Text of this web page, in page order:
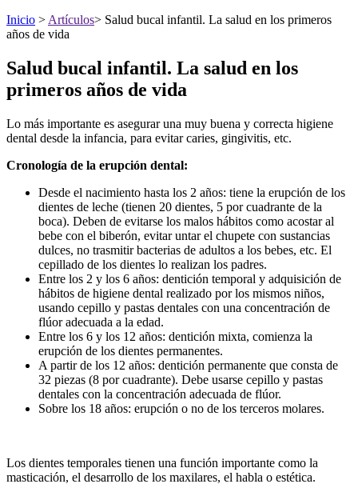
Inicio > Artículos> Salud bucal infantil. La salud en los primeros
años de vida
Salud bucal infantil. La salud en los
primeros años de vida
Lo más importante es asegurar una muy buena y correcta higiene
dental desde la infancia, para evitar caries, gingivitis, etc.
Cronología de la erupción dental:
Desde el nacimiento hasta los 2 años: tiene la erupción de los
dientes de leche (tienen 20 dientes, 5 por cuadrante de la
boca). Deben de evitarse los malos hábitos como acostar al
bebe con el biberón, evitar untar el chupete con sustancias
dulces, no trasmitir bacterias de adultos a los bebes, etc. El
cepillado de los dientes lo realizan los padres.
Entre los 2 y los 6 años: dentición temporal y adquisición de
hábitos de higiene dental realizado por los mismos niños,
usando cepillo y pastas dentales con una concentración de
flúor adecuada a la edad.
Entre los 6 y los 12 años: dentición mixta, comienza la
erupción de los dientes permanentes.
A partir de los 12 años: dentición permanente que consta de
32 piezas (8 por cuadrante). Debe usarse cepillo y pastas
dentales con la concentración adecuada de flúor.
Sobre los 18 años: erupción o no de los terceros molares.
Los dientes temporales tienen una función importante como la
masticación, el desarrollo de los maxilares, el habla o estética.